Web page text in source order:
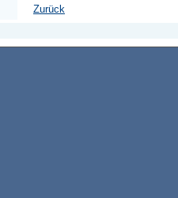
Zurück